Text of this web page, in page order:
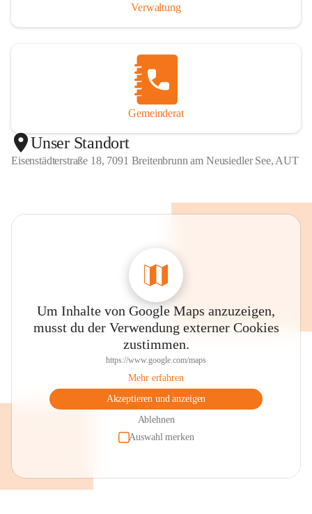
Verwaltung
Gemeinderat
Unser Standort
Eisenstädterstraße 18, 7091 Breitenbrunn am Neusiedler See, AUT
Um Inhalte von Google Maps anzuzeigen,
musst du der Verwendung externer Cookies
zustimmen.
https://www.google.com/maps
Mehr erfahren
Akzeptieren und anzeigen
Ablehnen
Auswahl merken